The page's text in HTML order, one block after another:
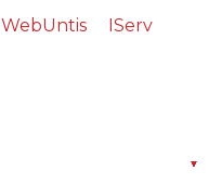
WebUntis IServ